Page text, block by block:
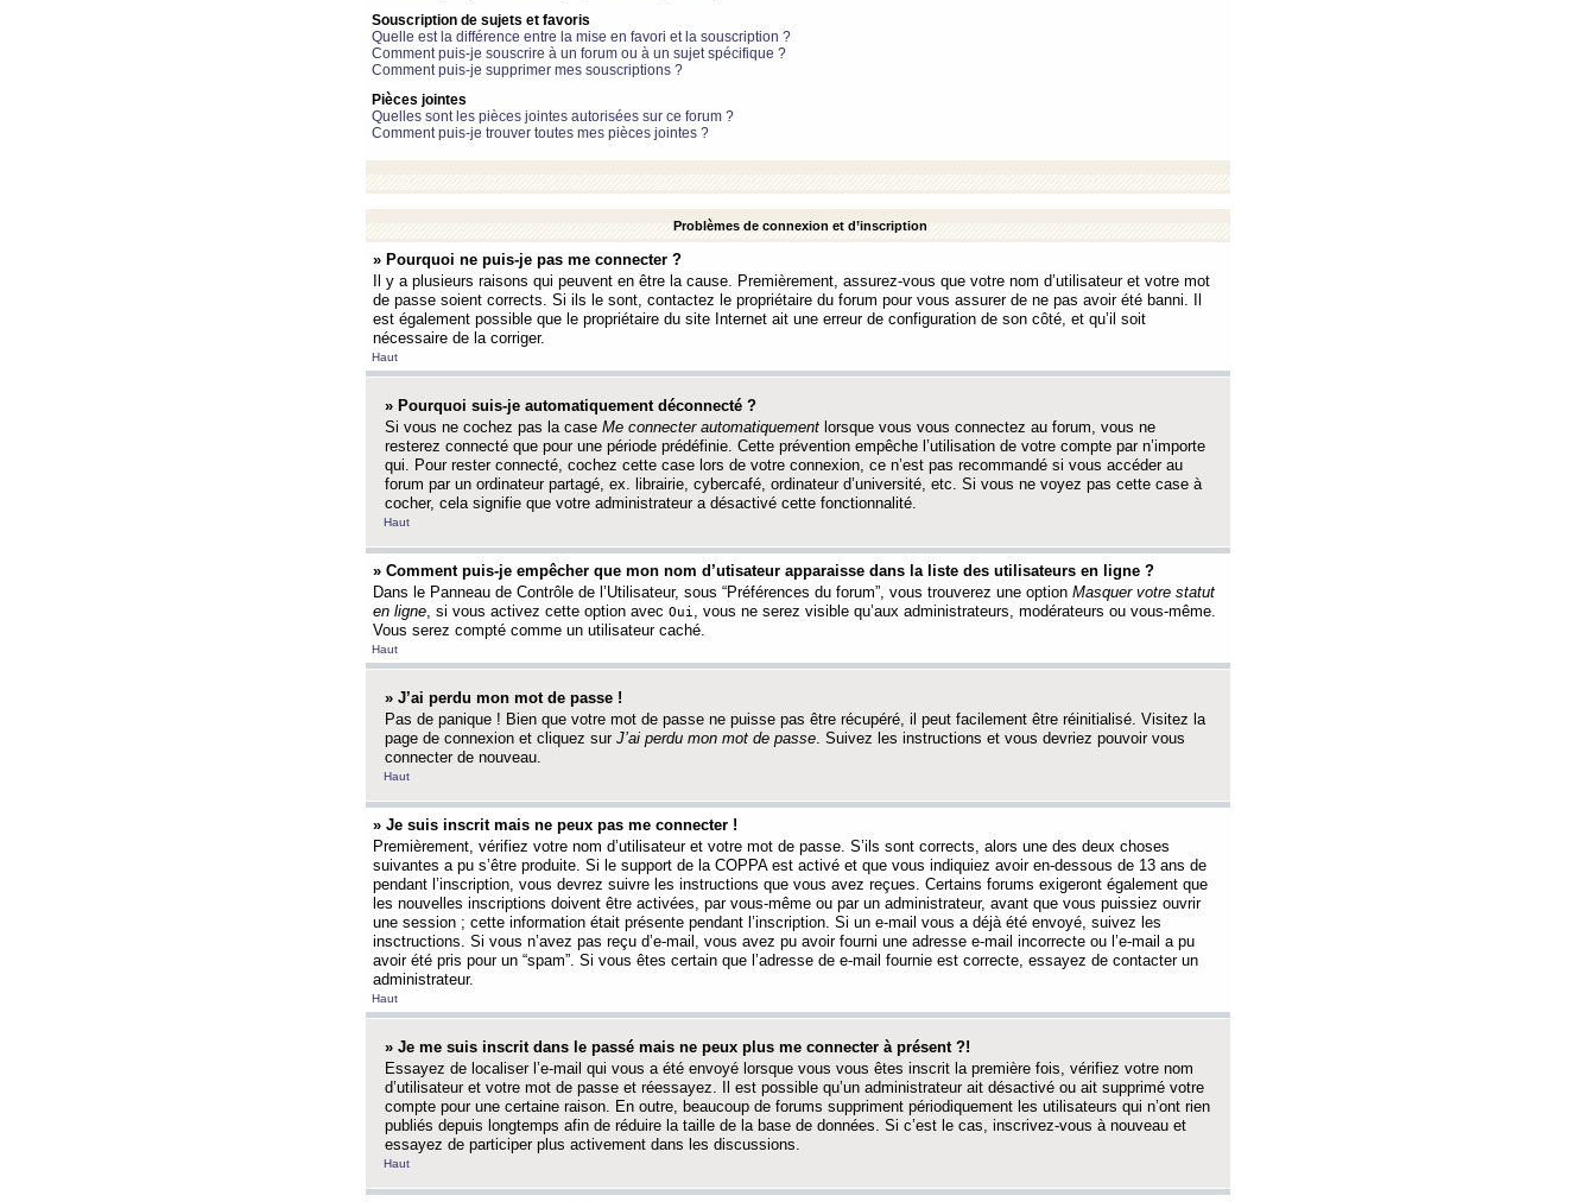
Souscription de sujets et favoris
Quelle est la différence entre la mise en favori et la souscription ?
Comment puis-je souscrire à un forum ou à un sujet spécifique ?
Comment puis-je supprimer mes souscriptions ?
Pièces jointes
Quelles sont les pièces jointes autorisées sur ce forum ?
Comment puis-je trouver toutes mes pièces jointes ?
Problèmes de connexion et d’inscription
» Pourquoi ne puis-je pas me connecter ?
Il y a plusieurs raisons qui peuvent en être la cause. Premièrement, assurez-vous que votre nom d’utilisateur et votre mot
de passe soient corrects. Si ils le sont, contactez le propriétaire du forum pour vous assurer de ne pas avoir été banni. Il
est également possible que le propriétaire du site Internet ait une erreur de configuration de son côté, et qu’il soit
nécessaire de la corriger.
Haut
» Pourquoi suis-je automatiquement déconnecté ?
Si vous ne cochez pas la case Me connecter automatiquement lorsque vous vous connectez au forum, vous ne
resterez connecté que pour une période prédéfinie. Cette prévention empêche l’utilisation de votre compte par n’importe
qui. Pour rester connecté, cochez cette case lors de votre connexion, ce n’est pas recommandé si vous accéder au
forum par un ordinateur partagé, ex. librairie, cybercafé, ordinateur d’université, etc. Si vous ne voyez pas cette case à
cocher, cela signifie que votre administrateur a désactivé cette fonctionnalité.
Haut
» Comment puis-je empêcher que mon nom d’utisateur apparaisse dans la liste des utilisateurs en ligne ?
Dans le Panneau de Contrôle de l’Utilisateur, sous “Préférences du forum”, vous trouverez une option Masquer votre statut
en ligne, si vous activez cette option avec Oui , vous ne serez visible qu’aux administrateurs, modérateurs ou vous-même.
Vous serez compté comme un utilisateur caché.
Haut
» J’ai perdu mon mot de passe !
Pas de panique ! Bien que votre mot de passe ne puisse pas être récupéré, il peut facilement être réinitialisé. Visitez la
page de connexion et cliquez sur J’ai perdu mon mot de passe. Suivez les instructions et vous devriez pouvoir vous
connecter de nouveau.
Haut
» Je suis inscrit mais ne peux pas me connecter !
Premièrement, vérifiez votre nom d’utilisateur et votre mot de passe. S’ils sont corrects, alors une des deux choses
suivantes a pu s’être produite. Si le support de la COPPA est activé et que vous indiquiez avoir en-dessous de 13 ans de
pendant l’inscription, vous devrez suivre les instructions que vous avez reçues. Certains forums exigeront également que
les nouvelles inscriptions doivent être activées, par vous-même ou par un administrateur, avant que vous puissiez ouvrir
une session ; cette information était présente pendant l’inscription. Si un e-mail vous a déjà été envoyé, suivez les
insctructions. Si vous n’avez pas reçu d’e-mail, vous avez pu avoir fourni une adresse e-mail incorrecte ou l’e-mail a pu
avoir été pris pour un “spam”. Si vous êtes certain que l’adresse de e-mail fournie est correcte, essayez de contacter un
administrateur.
Haut
» Je me suis inscrit dans le passé mais ne peux plus me connecter à présent ?!
Essayez de localiser l’e-mail qui vous a été envoyé lorsque vous vous êtes inscrit la première fois, vérifiez votre nom
d’utilisateur et votre mot de passe et réessayez. Il est possible qu’un administrateur ait désactivé ou ait supprimé votre
compte pour une certaine raison. En outre, beaucoup de forums suppriment périodiquement les utilisateurs qui n’ont rien
publiés depuis longtemps afin de réduire la taille de la base de données. Si c’est le cas, inscrivez-vous à nouveau et
essayez de participer plus activement dans les discussions.
Haut